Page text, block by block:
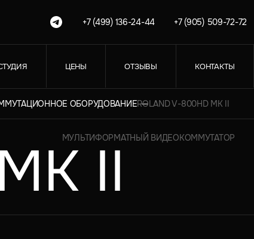
+7 (499) 136-24-44 +7 (905) 509-72-72
ЦЕНЫ ОТЗЫВЫ КОНТАКТЫ
ОБОРУДОВАНИЕROLAND V-800HD MK II
II
МУЛЬТИФОРМАТНЫЙ ВИДЕОКОММУТАТОР